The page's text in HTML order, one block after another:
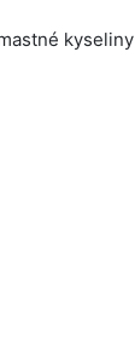
kyseliny